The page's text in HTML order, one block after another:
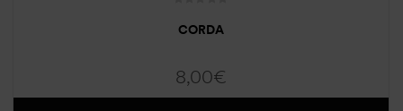
CORDA
8,00€